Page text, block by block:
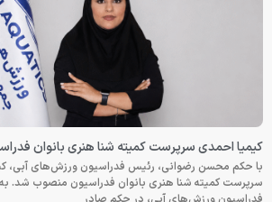
کیمیا احمدی سرپرست کمیته شنا هنری بانوان
با حکم محسن رضوانی، رئیس فدراسیون ورزش‌های آبی،
سرپرست کمیته شنا هنری بانوان فدراسیون منصوب شد.